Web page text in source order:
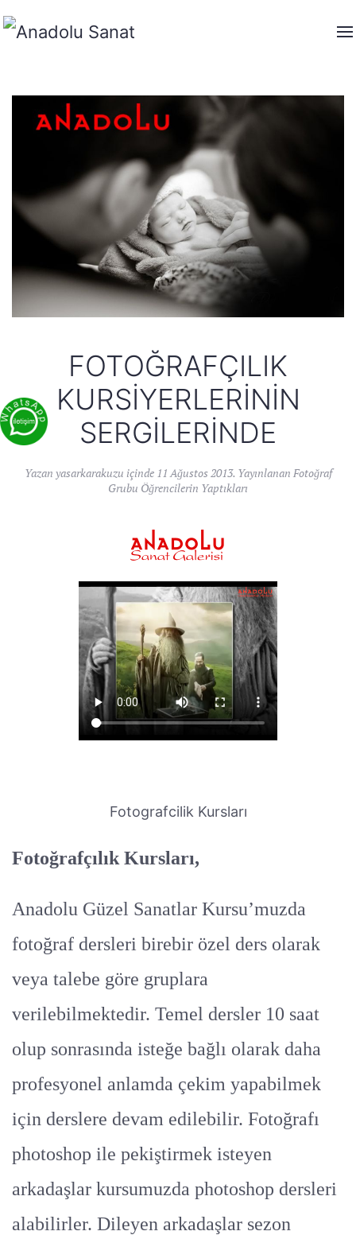
FOTOĞRAFÇILIK
KURSIYERLERININ
SERGILERINDE
Yazan yasarkarakuzu içinde 11 Ağustos 2013. Yayınlanan Fotoğraf
Grubu Öğrencilerin Yaptıkları
Fotografcilik Kursları
Fotoğrafçılık Kursları,
Anadolu Güzel Sanatlar Kursu’muzda
fotoğraf dersleri birebir özel ders olarak
veya talebe göre gruplara
verilebilmektedir. Temel dersler 10 saat
olup sonrasında isteğe bağlı olarak daha
profesyonel anlamda çekim yapabilmek
için derslere devam edilebilir. Fotoğrafı
photoshop ile pekiştirmek isteyen
arkadaşlar kursumuzda photoshop dersleri
alabilirler. Dileyen arkadaşlar sezon